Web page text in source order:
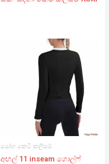
යෝග කෙටි කලිසම්
අඟල් 11 inseam ගොල්ෆ්